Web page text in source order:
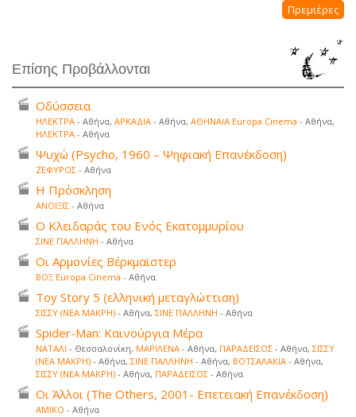
Πρεμιέρες
Επίσης Προβάλλονται
Οδύσσεια
ΗΛΕΚΤΡΑ - Αθήνα, ΑΡΚΑΔΙΑ - Αθήνα, ΑΘΗΝΑΙΑ Europa Cinema - Αθήνα,
ΗΛΕΚΤΡΑ - Αθήνα
Ψυχώ (Psycho, 1960 – Ψηφιακή Επανέκδοση)
ΖΕΦΥΡΟΣ - Αθήνα
Η Πρόσκληση
ΑΝΟΙΞΙΣ - Αθήνα
Ο Κλειδαράς του Ενός Εκατομμυρίου
ΣΙΝΕ ΠΑΛΛΗΝΗ - Αθήνα
Οι Αρμονίες Βέρκμαϊστερ
ΒΟΞ Europa Cinema - Αθήνα
Toy Story 5 (ελληνική μεταγλώττιση)
ΣΙΣΣΥ (ΝΕΑ ΜΑΚΡΗ) - Αθήνα, ΣΙΝΕ ΠΑΛΛΗΝΗ - Αθήνα
Spider-Man: Καινούργια Μέρα
ΝΑΤΑΛΙ - Θεσσαλονίκη, ΜΑΡΙΛΕΝΑ - Αθήνα, ΠΑΡΑΔΕΙΣΟΣ - Αθήνα, ΣΙΣΣΥ
(ΝΕΑ ΜΑΚΡΗ) - Αθήνα, ΣΙΝΕ ΠΑΛΛΗΝΗ - Αθήνα, ΒΟΤΣΑΛΑΚΙΑ - Αθήνα,
ΣΙΣΣΥ (ΝΕΑ ΜΑΚΡΗ) - Αθήνα, ΠΑΡΑΔΕΙΣΟΣ - Αθήνα
Οι Άλλοι (The Others, 2001- Επετειακή Επανέκδοση)
ΑΜΙΚΟ - Αθήνα